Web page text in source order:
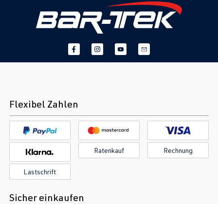
Flexibel Zahlen
Ratenkauf Rechnung
Lastschrift
Sicher einkaufen